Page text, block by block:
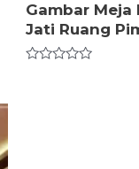
Gambar Meja
Jati Ruang